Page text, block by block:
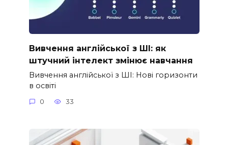
Вивчення англійської з ШІ: як
штучний інтелект змінює навчання
Вивчення англійської з ШІ: Нові горизонти
в освіті
0 33